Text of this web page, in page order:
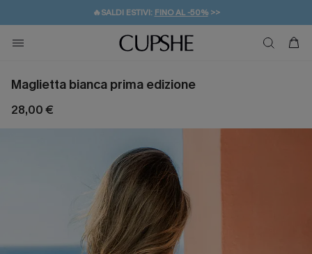
🔥SALDI ESTIVI: FINO AL -50%>>
🚚SPEDIZIONE GRATUITA DA 49€
💌REGALO PER I NUOVI: 20% DI SCONTO*
Maglietta bianca prima edizione
28,00 €